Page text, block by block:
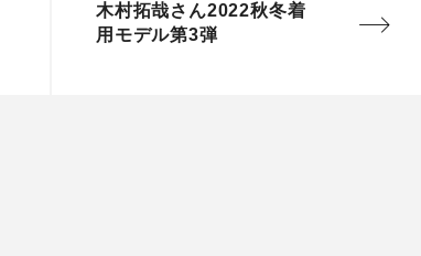
木村拓哉さん2022秋冬着
用モデル第3弾